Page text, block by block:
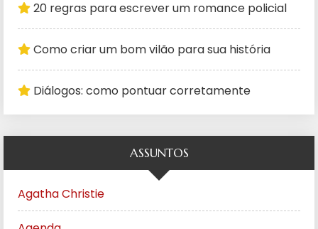
20 regras para escrever um romance policial
Como criar um bom vilão para sua história
Diálogos: como pontuar corretamente
ASSUNTOS
Agatha Christie